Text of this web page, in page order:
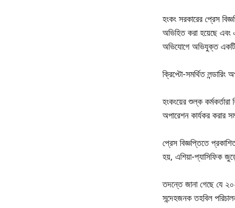
হংকং সরকারের প্রেস
অভিহিত করা হয়েছে এবং
অভিযোগে অভিযুক্ত একটি
ক্রিপ্টো-সমর্থিত লন্ডারিং
হংকংয়ের শুল্ক
অপারেশন কার্যকর করার
প্রেস বিজ্ঞপ্তিতে
হয়, এশিয়া-প্যাসিফিক
তদন্তে জানা গেছে যে
সন্দেহজনক তহবিল